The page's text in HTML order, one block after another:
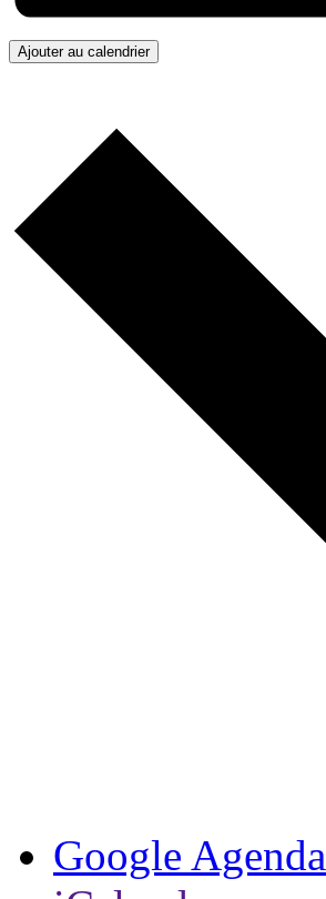
Ajouter au calendrier
Google Agenda